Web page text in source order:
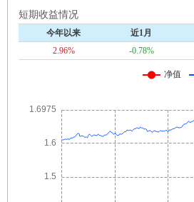
短期收益情况
今年以来 近1月
2.96%
-0.78%